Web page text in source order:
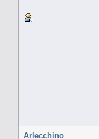
Arlecchino